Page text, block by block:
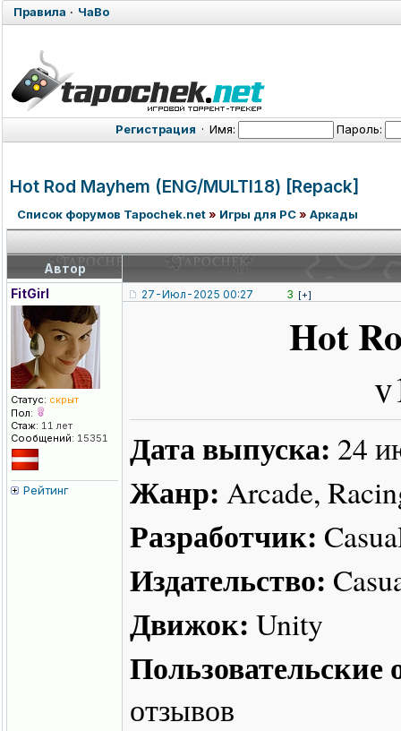
Правила · ЧаВо
Регистрация · Имя: Пароль:
Hot Rod Mayhem (ENG/MULTI18) [Repack]
Список форумов Tapochek.net» Игры для PC» Аркады
Автор
FitGirl
Статус: скрыт
Пол:
Стаж: 11 лет
Сообщений: 15351
Рейтинг
27-Июл-2025 00:27 3 [+]
Hot
Дата выпуска: 24
Жанр: Arcade,
Разработчик:
Издательство:
Движок: Unity
Пользовательские
отзывов